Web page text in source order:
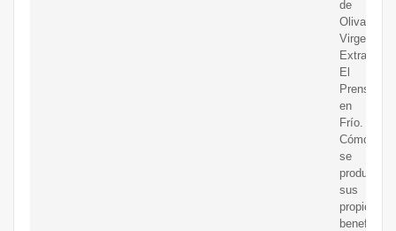
de
Oliva
Virgen
Extra:
El
Prensado
en
Frío.
Cómo
se
produce,
sus
beneficios